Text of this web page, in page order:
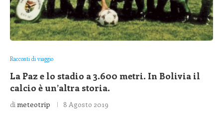
Racconti di viaggio
La Paz e lo stadio a 3.600 metri. In Bolivia il
calcio è un’altra storia.
dimeteotrip 8 Agosto 2019